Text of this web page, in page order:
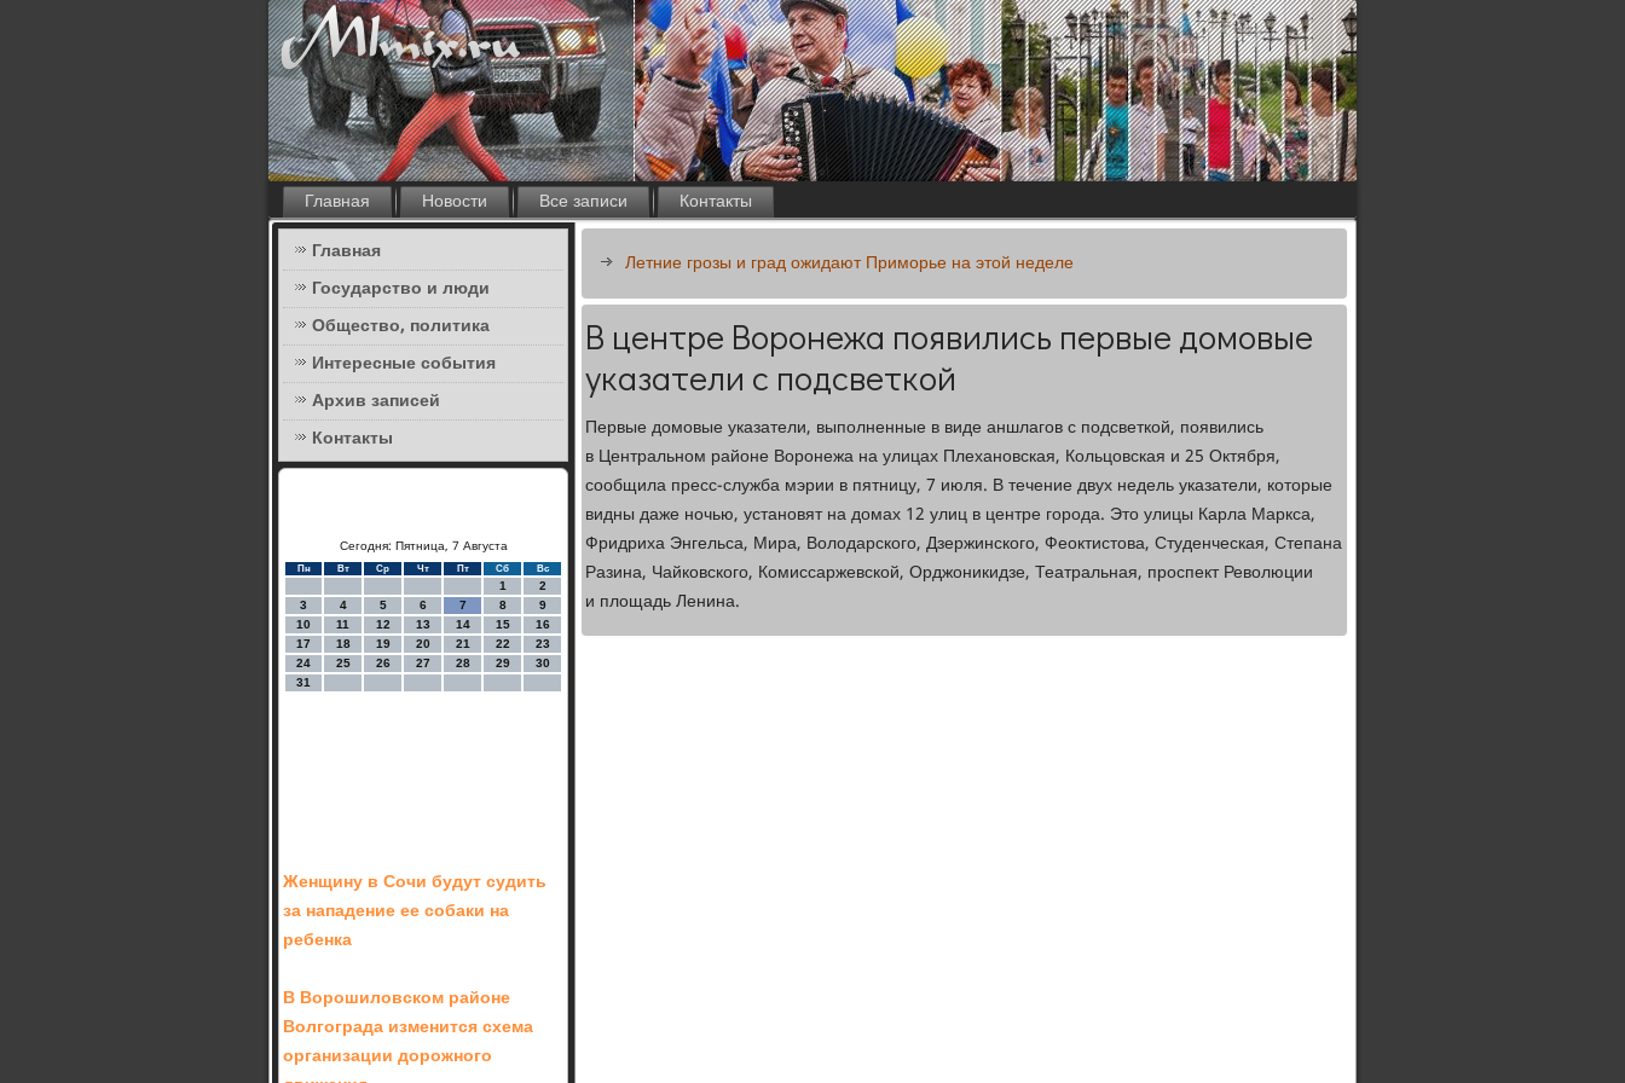
Главная Новости Все записи
Контакты
Главная
Государство и люди
Общество, политика
Интересные события
Архив записей
Контакты
Сегодня: Пятница, 7 Августа
Пн Вт Ср Чт Пт Сб Вс
1
2
3
4 5 6 7 8
9
10
11 12 13 14 15
16
17
18 19 20 21 22
23
24
25 26 27 28 29
30
31
Женщину в Сочи будут судить
за нападение ее собаки на
ребенка
В Ворошиловском районе
Волгограда изменится схема
организации дорожного
Летние грозы и град ожидают Приморье на этой неделе
В центре Воронежа появились первые домовые
указатели с подсветкой
Первые домовые указатели, выполненные в виде аншлагов с подсветкой, появились
в Центральном районе Воронежа на улицах Плехановская, Кольцовская и 25 Октября,
сообщила пресс-служба мэрии в пятницу, 7 июля. В течение двух недель указатели, которые
видны даже ночью, установят на домах 12 улиц в центре города. Это улицы Карла Маркса,
Фридриха Энгельса, Мира, Володарского, Дзержинского, Феоктистова, Студенческая, Степана
Разина, Чайковского, Комиссаржевской, Орджоникидзе, Театральная, проспект Революции
и площадь Ленина.